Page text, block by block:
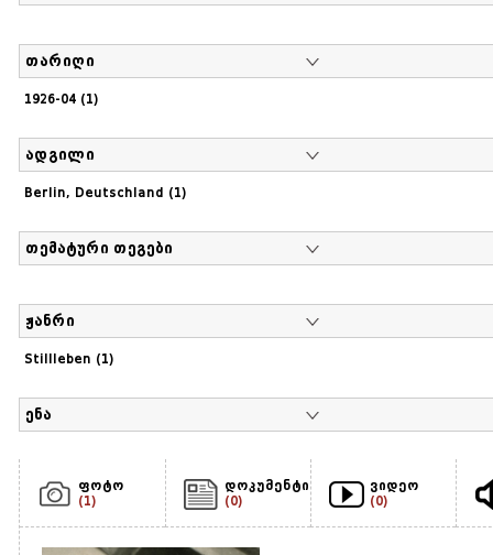
თარიღი
1926-04 (1)
ადგილი
Berlin, Deutschland (1)
თემატური თეგები
ჟანრი
Stillleben (1)
ენა
ფოტო
(1)
დოკუმენტი
(0)
ვიდეო
(0)